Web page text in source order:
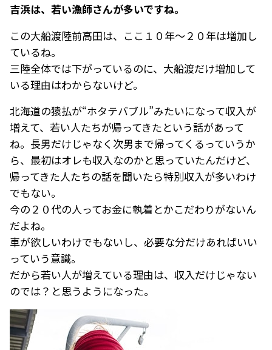
――吉浜は、若い漁師さんが多いですね。
この大船渡陸前高田は、ここ１０年～２０年は増加し
ているね。
三陸全体では下がっているのに、大船渡だけ増加して
いる理由はわからないけど。
北海道の猿払が“ホタテバブル”みたいになって収入が
増えて、若い人たちが帰ってきたという話があって
ね。長男だけじゃなく次男まで帰ってくるっていうか
ら、最初はオレも収入なのかと思っていたんだけど、
帰ってきた人たちの話を聞いたら特別収入が多いわけ
でもない。
今の２０代の人ってお金に執着とかこだわりがないん
だよね。
車が欲しいわけでもないし、必要な分だけあればいい
っていう意識。
だから若い人が増えている理由は、収入だけじゃない
のでは？と思うようになった。